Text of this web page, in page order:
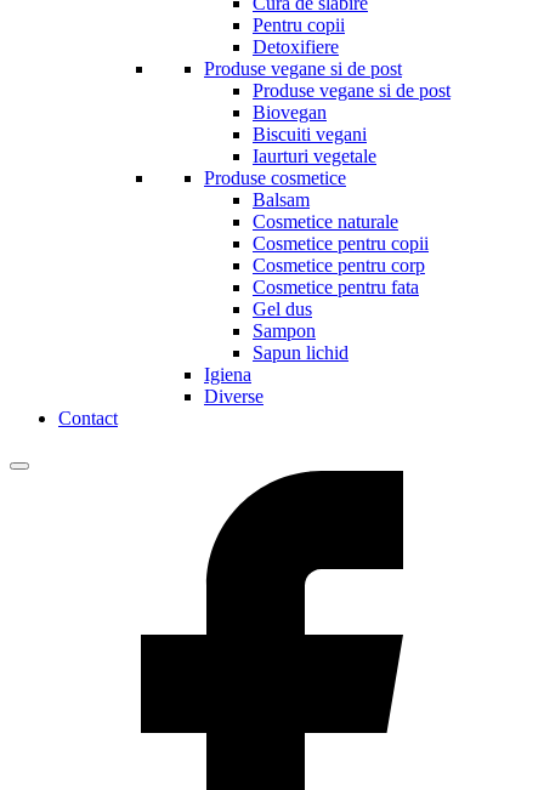
Pentru copii
Detoxifiere
Produse vegane si de post
Produse vegane si de post
Biovegan
Biscuiti vegani
Iaurturi vegetale
Produse cosmetice
Balsam
Cosmetice naturale
Cosmetice pentru copii
Cosmetice pentru corp
Cosmetice pentru fata
Gel dus
Sampon
Sapun lichid
Igiena
Diverse
Contact